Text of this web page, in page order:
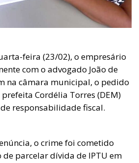
feira (23/02), o empresário
com o advogado João de
na câmara municipal, o pedido
Cordélia Torres (DEM)
responsabilidade fiscal.
o crime foi cometido
de parcelar dívida de IPTU em